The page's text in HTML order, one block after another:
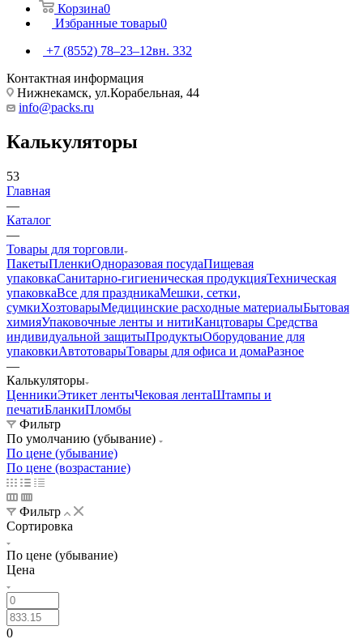
Корзина0
Избранные товары0
+7 (8552) 78‒23‒12вн. 332
Контактная информация
Нижнекамск, ​ул.Корабельная, 44
info@packs.ru
Калькуляторы
53
Главная
—
Каталог
—
Товары для торговли
ПакетыПленкиОдноразовая посудаПищевая
упаковкаСанитарно-гигиеническая продукцияТехническая
упаковкаВсе для праздникаМешки, сетки,
сумкиХозтоварыМедицинские расходные материалыБытовая
химияУпаковочные ленты и нитиКанцтовары Средства
индивидуальной защитыПродуктыОборудование для
упаковкиАвтотоварыТовары для офиса и домаРазное
—
Калькуляторы
ЦенникиЭтикет лентыЧековая лентаШтампы и
печатиБланкиПломбы
Фильтр
По умолчанию (убывание)
По цене (убывание)
По цене (возрастание)
Фильтр
Сортировка
По цене (убывание)
Цена
0